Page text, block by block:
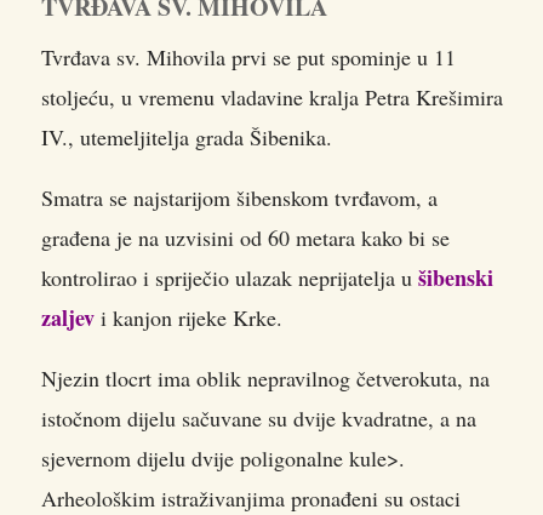
Tvrđava sv. Mihovila prvi se put spominje u 11
stoljeću, u vremenu vladavine kralja Petra Krešimira
IV., utemeljitelja grada Šibenika.
Smatra se najstarijom šibenskom tvrđavom, a
građena je na uzvisini od 60 metara kako bi se
kontrolirao i spriječio ulazak neprijatelja u šibenski
zaljev i kanjon rijeke Krke.
Njezin tlocrt ima oblik nepravilnog četverokuta, na
istočnom dijelu sačuvane su dvije kvadratne, a na
sjevernom dijelu dvije poligonalne kule>.
Arheološkim istraživanjima pronađeni su ostaci